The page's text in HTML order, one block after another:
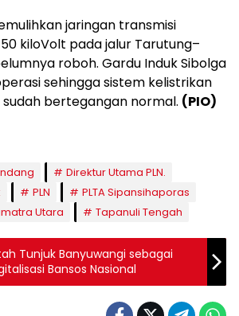
jaringan transmisi
kiloVolt pada jalur Tarutung–
roboh. Gardu Induk Sibolga
sehingga sistem kelistrikan
bertegangan normal. (PIO)
Direktur Utama PLN.
PLN
PLTA Sipansihaporas
Utara Tapanuli Tengah
Tunjuk Banyuwangi sebagai
Bansos Nasional